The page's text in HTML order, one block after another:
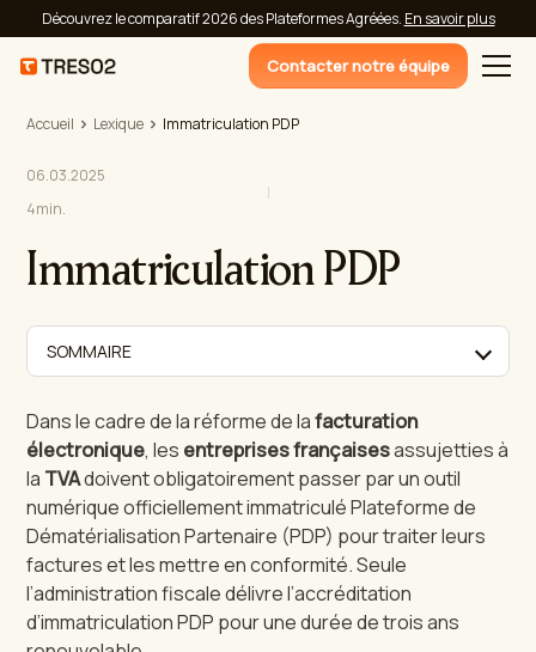
Découvrez le comparatif 2026 des Plateformes Agréées. En savoir plus
Contacter notre équipe
Accueil Lexique Immatriculation PDP
06.03.2025
4min.
Immatriculation PDP
SOMMAIRE
Dans le cadre de la réforme de lafacturation
électronique, les entreprises françaisesassujetties à
la TVAdoivent obligatoirement passer par un outil
numérique officiellement immatriculé Plateforme de
Dématérialisation Partenaire (PDP) pour traiter leurs
factures et les mettre en conformité. Seule
l’administration fiscale délivre l’accréditation
d’immatriculation PDP pour une durée de trois ans